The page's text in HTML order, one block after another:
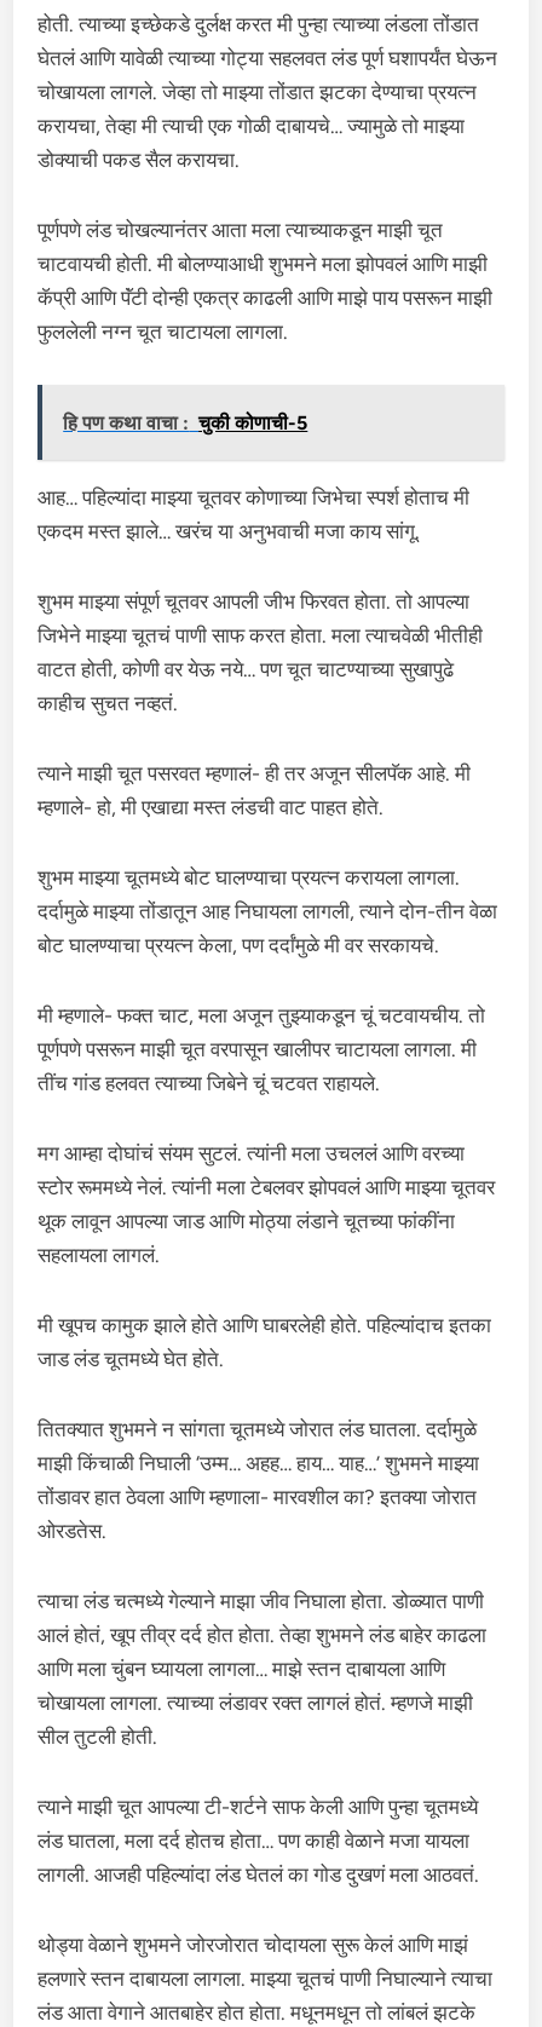
होती. त्याच्या इच्छेकडे दुर्लक्ष करत मी पुन्हा त्याच्या लंडला तोंडात
घेतलं आणि यावेळी त्याच्या गोट्या सहलवत लंड पूर्ण घशापर्यंत घेऊन
चोखायला लागले. जेव्हा तो माझ्या तोंडात झटका देण्याचा प्रयत्न
करायचा, तेव्हा मी त्याची एक गोळी दाबायचे… ज्यामुळे तो माझ्या
डोक्याची पकड सैल करायचा.
पूर्णपणे लंड चोखल्यानंतर आता मला त्याच्याकडून माझी चूत
चाटवायची होती. मी बोलण्याआधी शुभमने मला झोपवलं आणि माझी
कॅप्री आणि पॅंटी दोन्ही एकत्र काढली आणि माझे पाय पसरून माझी
फुललेली नग्न चूत चाटायला लागला.
हि पण कथा वाचा : चुकी कोणाची-5
आह… पहिल्यांदा माझ्या चूतवर कोणाच्या जिभेचा स्पर्श होताच मी
एकदम मस्त झाले… खरंच या अनुभवाची मजा काय सांगू.
शुभम माझ्या संपूर्ण चूतवर आपली जीभ फिरवत होता. तो आपल्या
जिभेने माझ्या चूतचं पाणी साफ करत होता. मला त्याचवेळी भीतीही
वाटत होती, कोणी वर येऊ नये… पण चूत चाटण्याच्या सुखापुढे
काहीच सुचत नव्हतं.
त्याने माझी चूत पसरवत म्हणालं- ही तर अजून सीलपॅक आहे. मी
म्हणाले- हो, मी एखाद्या मस्त लंडची वाट पाहत होते.
शुभम माझ्या चूतमध्ये बोट घालण्याचा प्रयत्न करायला लागला.
दर्दामुळे माझ्या तोंडातून आह निघायला लागली, त्याने दोन-तीन वेळा
बोट घालण्याचा प्रयत्न केला, पण दर्दांमुळे मी वर सरकायचे.
मी म्हणाले- फक्त चाट, मला अजून तुझ्याकडून चूं चटवायचीय. तो
पूर्णपणे पसरून माझी चूत वरपासून खालीपर चाटायला लागला. मी
तींच गांड हलवत त्याच्या जिबेने चूं चटवत राहायले.
मग आम्हा दोघांचं संयम सुटलं. त्यांनी मला उचललं आणि वरच्या
स्टोर रूममध्ये नेलं. त्यांनी मला टेबलवर झोपवलं आणि माझ्या चूतवर
थूक लावून आपल्या जाड आणि मोठ्या लंडाने चूतच्या फांकींना
सहलायला लागलं.
मी खूपच कामुक झाले होते आणि घाबरलेही होते. पहिल्यांदाच इतका
जाड लंड चूतमध्ये घेत होते.
तितक्यात शुभमने न सांगता चूतमध्ये जोरात लंड घातला. दर्दामुळे
माझी किंचाळी निघाली ‘उम्म… अहह… हाय… याह…’ शुभमने माझ्या
तोंडावर हात ठेवला आणि म्हणाला- मारवशील का? इतक्या जोरात
ओरडतेस.
त्याचा लंड चत्मध्ये गेल्याने माझा जीव निघाला होता. डोळ्यात पाणी
आलं होतं, खूप तीव्र दर्द होत होता. तेव्हा शुभमने लंड बाहेर काढला
आणि मला चुंबन घ्यायला लागला… माझे स्तन दाबायला आणि
चोखायला लागला. त्याच्या लंडावर रक्त लागलं होतं. म्हणजे माझी
सील तुटली होती.
त्याने माझी चूत आपल्या टी-शर्टने साफ केली आणि पुन्हा चूतमध्ये
लंड घातला, मला दर्द होतच होता… पण काही वेळाने मजा यायला
लागली. आजही पहिल्यांदा लंड घेतलं का गोड दुखणं मला आठवतं.
थोड्या वेळाने शुभमने जोरजोरात चोदायला सुरू केलं आणि माझं
हलणारे स्तन दाबायला लागला. माझ्या चूतचं पाणी निघाल्याने त्याचा
लंड आता वेगाने आतबाहेर होत होता. मधूनमधून तो लांबलं झटके